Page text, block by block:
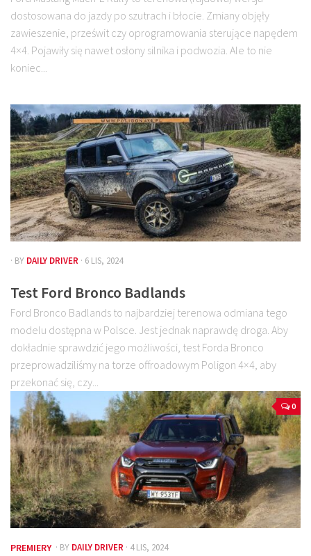
dostosowana do jazdy po szutrach i błocie. Zmiany objęły
zawieszenie, prześwit czy oprogramowania sterujące napędem
4×4. Pojawiły się nawet osłony silnika i podwozia. Ale to nie
koniec...
· BY DAILY DRIVER · 6 LIS, 2024
Test Ford Bronco Badlands
Ford Bronco Badlands to najbardziej terenowa odmiana tego
modelu dostępna w Polsce. Jest jednak naprawdę droga. Aby
dokładnie sprawdzić jego możliwości, test Forda Bronco
przeprowadziliśmy na torze offroadowym Poligon 4×4, aby
przekonać się, czy...
0
PREMIERY · BY DAILY DRIVER · 4 LIS, 2024